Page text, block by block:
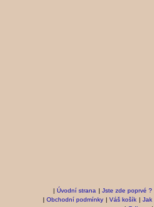
| Úvodní strana | Jste zde poprvé ?
| Obchodní podmínky | Váš košík | Jak